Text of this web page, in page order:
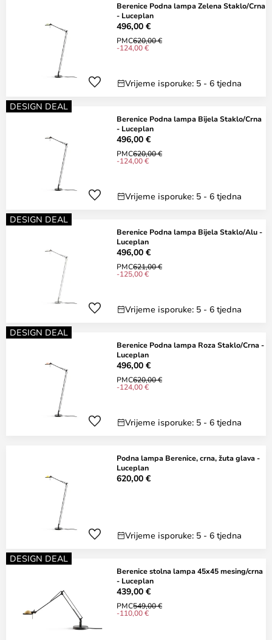
Berenice Podna lampa Zelena Staklo/Crna
- Luceplan
496,00 €
PMC620,00 €
-124,00 €
Vrijeme isporuke: 5 - 6 tjedna
DESIGN DEAL
Berenice Podna lampa Bijela Staklo/Crna
- Luceplan
496,00 €
PMC620,00 €
-124,00 €
Vrijeme isporuke: 5 - 6 tjedna
DESIGN DEAL
Berenice Podna lampa Bijela Staklo/Alu -
Luceplan
496,00 €
PMC621,00 €
-125,00 €
Vrijeme isporuke: 5 - 6 tjedna
DESIGN DEAL
Berenice Podna lampa Roza Staklo/Crna -
Luceplan
496,00 €
PMC620,00 €
-124,00 €
Vrijeme isporuke: 5 - 6 tjedna
Podna lampa Berenice, crna, žuta glava -
Luceplan
620,00 €
Vrijeme isporuke: 5 - 6 tjedna
DESIGN DEAL
Berenice stolna lampa 45x45 mesing/crna
- Luceplan
439,00 €
PMC549,00 €
-110,00 €